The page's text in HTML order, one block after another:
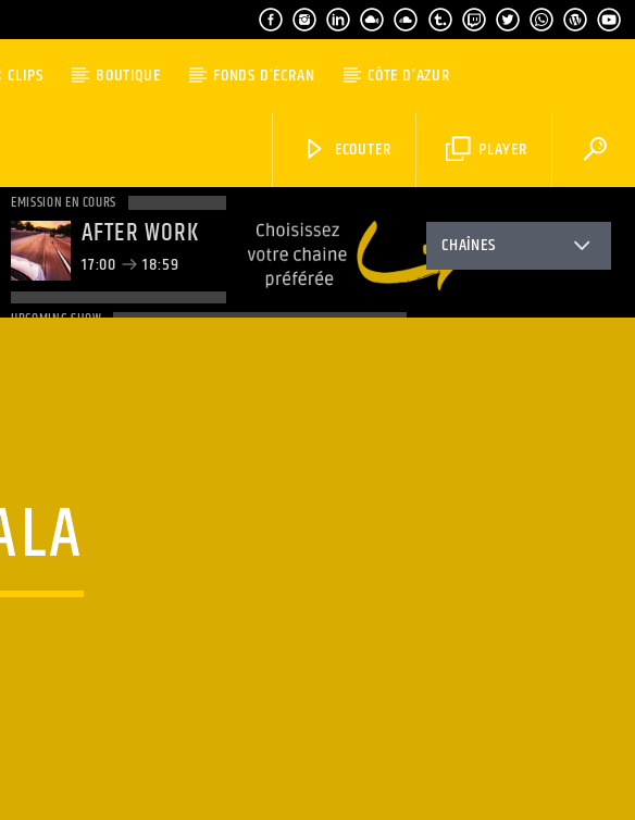
CLIPS BOUTIQUE FONDS D’ÉCRAN CÔTE D’AZUR
PLAYER
ECOUTER
EMISSION EN COURS
AFTER WORK
17:00 18:59
UPCOMING SHOW
CHAÎNES